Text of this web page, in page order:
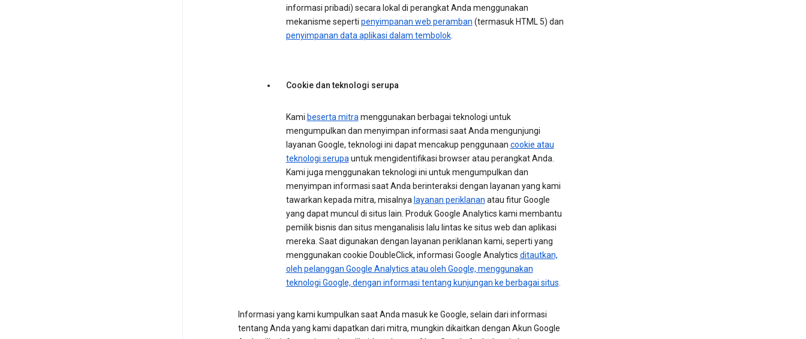
informasi pribadi) secara lokal di perangkat Anda menggunakan
mekanisme seperti penyimpanan web peramban (termasuk HTML 5) dan
penyimpanan data aplikasi dalam tembolok.
Cookie dan teknologi serupa
Kami beserta mitramenggunakan berbagai teknologi untuk
mengumpulkan dan menyimpan informasi saat Anda mengunjungi
layanan Google, teknologi ini dapat mencakup penggunaan cookie atau
teknologi serupauntuk mengidentifikasi browser atau perangkat Anda.
Kami juga menggunakan teknologi ini untuk mengumpulkan dan
menyimpan informasi saat Anda berinteraksi dengan layanan yang kami
tawarkan kepada mitra, misalnya layanan periklanan atau fitur Google
yang dapat muncul di situs lain. Produk Google Analytics kami membantu
pemilik bisnis dan situs menganalisis lalu lintas ke situs web dan aplikasi
mereka. Saat digunakan dengan layanan periklanan kami, seperti yang
menggunakan cookie DoubleClick, informasi Google Analytics ditautkan,
oleh pelanggan Google Analytics atau oleh Google, menggunakan
teknologi Google, dengan informasi tentang kunjungan ke berbagai situs.
Informasi yang kami kumpulkan saat Anda masuk ke Google, selain dari informasi
tentang Anda yang kami dapatkan dari mitra, mungkin dikaitkan dengan Akun Google